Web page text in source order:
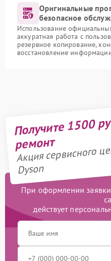
Оригинальные
безопасное
Использование
аккуратная работа с
резервное копирование,
восстановление
Получите 1500
ремонт
Акция сервисного
Dyson
При оформлении
действует